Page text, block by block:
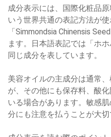
成分表示には、国際化粧品
いう世界共通の表記方法が
「Simmondsia Chinensis
ます。日本語表記では「ホ
同じ成分を表しています。
美容オイルの主成分は通常
が、その他にも保存料、酸
いる場合があります。敏感
分にも注意を払うことが大切